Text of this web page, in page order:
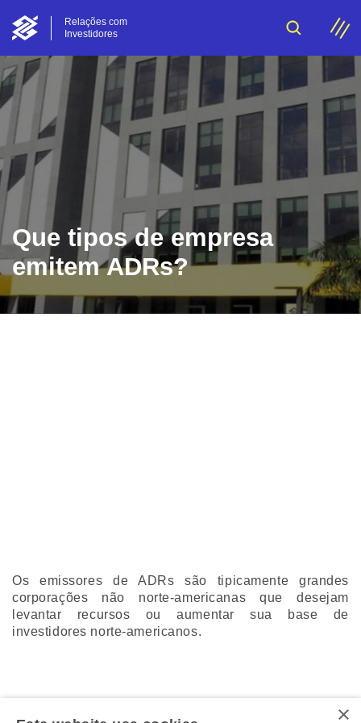
Relações com
Investidores
Que tipos de empresa
emitem ADRs?
Os emissores de ADRs são tipicamente grandes
corporações não norte-americanas que desejam
levantar recursos ou aumentar sua base de
investidores norte-americanos.
×